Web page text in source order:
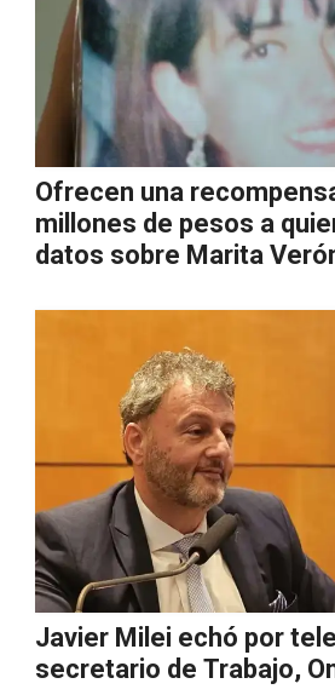
Ofrecen una
millones de pesos a
datos sobre Marita
Javier Milei echó por
secretario de Trabajo,